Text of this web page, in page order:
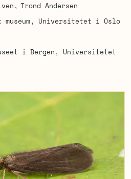
Trond Andersen
museum, Universitetet i Oslo
i Bergen, Universitetet